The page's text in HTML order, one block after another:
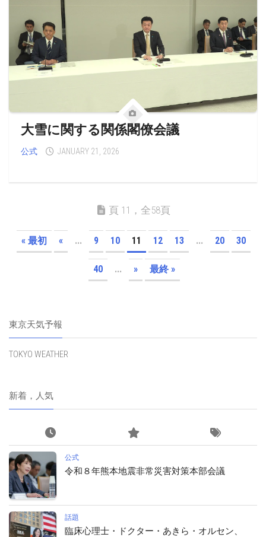
大雪に関する関係閣僚会議
公式 JANUARY 21, 2026
頁 11，全58頁
« 最初 « ... 9 10 11 12 13 ... 20 30
40 ... » 最終 »
東京天気予報
TOKYO WEATHER
新着，人気
公式
令和８年熊本地震非常災害対策本部会議
話題
臨床心理士・ドクター・あきら・オルセン、